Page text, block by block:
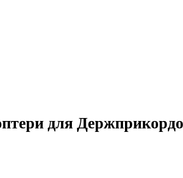
для